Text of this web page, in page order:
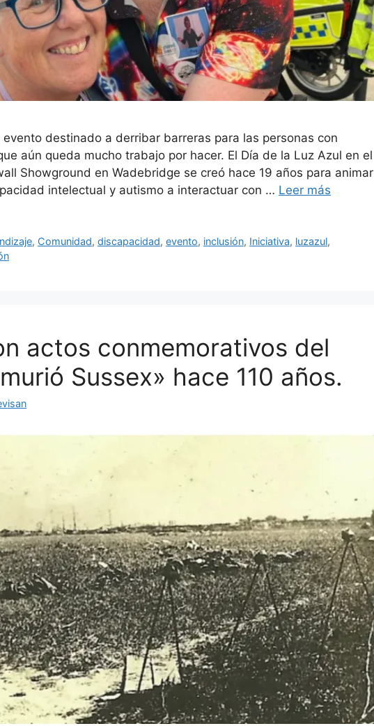
destinado a derribar barreras para las personas con
aún queda mucho trabajo por hacer. El Día de la Luz Azul en el
Showground en Wadebridge se creó hace 19 años para animar
intelectual y autismo a interactuar con … Leer más
, Comunidad,discapacidad,evento, inclusión, Iniciativa, luzazul,
actos conmemorativos del
Sussex» hace 110 años.